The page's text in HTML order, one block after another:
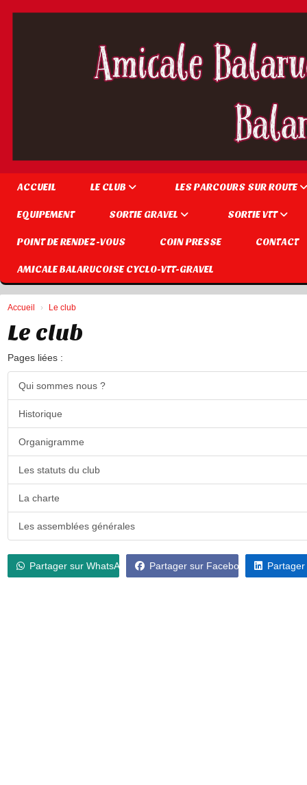
ACCUEIL LE CLUB LES PARCOURS SUR ROUTE
EQUIPEMENT SORTIE GRAVEL SORTIE VTT
POINT DE RENDEZ-VOUS COIN PRESSE CONTACT
AMICALE BALARUCOISE CYCLO-VTT-GRAVEL
Accueil Le club
Le club
Pages liées :
Qui sommes nous ?
Historique
Organigramme
Les statuts du club
La charte
Les assemblées générales
Partager sur WhatsApp Partager sur Facebook